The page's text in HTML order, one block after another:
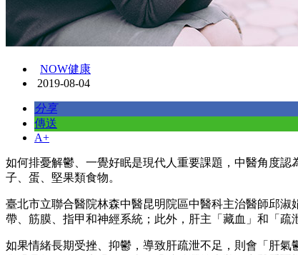
NOW健康
2019-08-04
分享
傳送
A+
如何排憂解鬱、一覺好眠是現代人重要課題，中醫角度
子、蛋、堅果類食物。
臺北市立聯合醫院林森中醫昆明院區中醫科主治醫師邱
帶、筋膜、指甲和神經系統；此外，肝主「藏血」和「
如果情緒長期受挫、抑鬱，導致肝疏泄不足，則會「肝